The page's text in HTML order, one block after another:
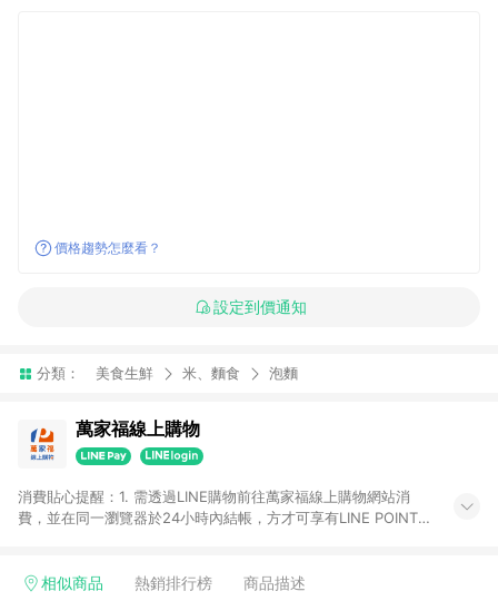
價格趨勢怎麼看？
設定到價通知
分類： 美食生鮮 米、麵食 泡麵
萬家福線上購物
消費貼心提醒：1. 需透過LINE購物前往萬家福線上購物網站消
費，並在同一瀏覽器於24小時內結帳，方才可享有LINE POINTS
4. 不具回饋資格種類商品：電子禮券。 5. 回饋點數計算將排除訂
相似商品 熱銷排行榜 商品描述